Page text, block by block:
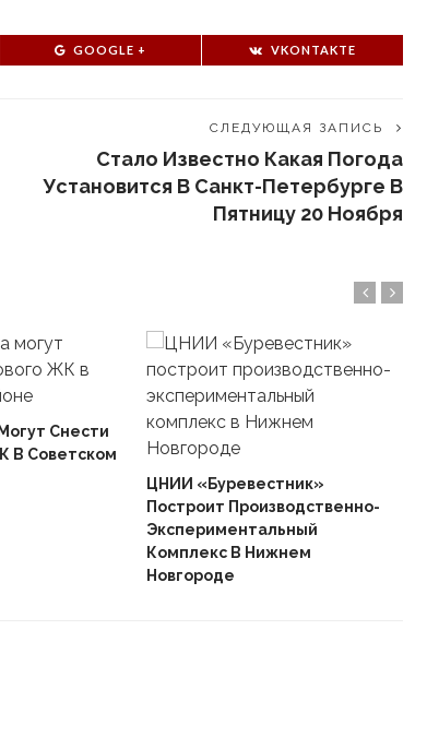
GOOGLE + VKONTAKTE
СЛЕДУЮЩАЯ ЗАПИСЬ
Стало Известно Какая Погода
Установится В Санкт-Петербурге В
Пятницу 20 Ноября
Снести
В Советском
ЦНИИ «Буревестник»
Построит Производственно-
Экспериментальный
Комплекс В Нижнем
Новгороде